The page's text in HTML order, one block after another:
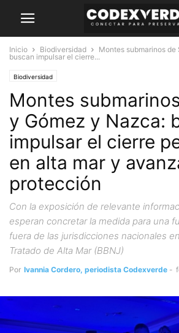
Inicio Biodiversidad
Montes submarinos
buscan impulsar el cierre...
Biodiversidad
Montes
y Gómez y Nazca:
impulsar el cierre
en alta mar y
protección
Con la exposición de relevante
esperan concretar la medida para una
fuera de las jurisdicciones nacionales
Tratado de Alta Mar (BBNJ)
Por Ivannia Cordero, periodista Codexverde -